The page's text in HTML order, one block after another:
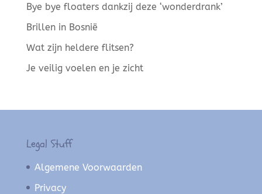
Bye bye floaters dankzij deze ‘wonderdrank’
Brillen in Bosnië
Wat zijn heldere flitsen?
Je veilig voelen en je zicht
Legal Stuff
Algemene Voorwaarden
Privacy